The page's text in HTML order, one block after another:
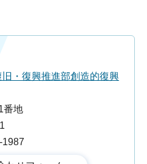
・復興推進部創造的復興
番地
1987